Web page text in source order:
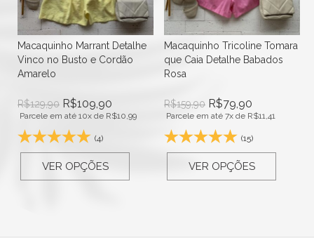
Macaquinho Marrant Detalhe
Vinco no Busto e Cordão
Amarelo
R$129,90 R$109,90
Parcele em até 10x de R$10,99
(4)
VER OPÇÕES
Macaquinho Tricoline Tomara
que Caia Detalhe Babados
Rosa
R$159,90 R$79,90
Parcele em até 7x de R$11,41
(15)
VER OPÇÕES